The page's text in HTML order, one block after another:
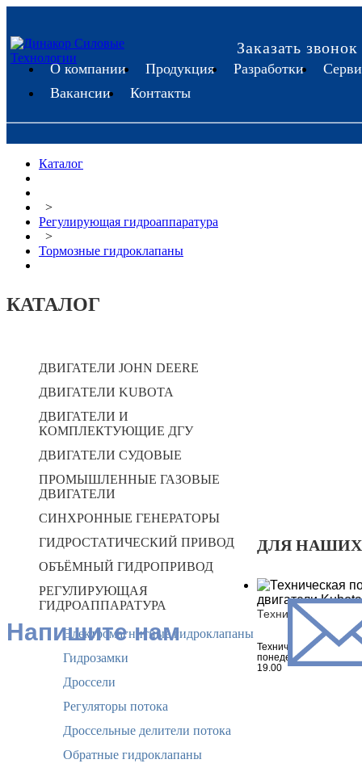
Заказать звонок
О компании Продукция Разработки
Вакансии
Контакты
Каталог
>
Регулирующая гидроаппаратура
>
Тормозные гидроклапаны
КАТАЛОГ
ДВИГАТЕЛИ JOHN DEERE
ДВИГАТЕЛИ KUBOTA
ДВИГАТЕЛИ И
КОМПЛЕКТУЮЩИЕ ДГУ
ДВИГАТЕЛИ СУДОВЫЕ
ПРОМЫШЛЕННЫЕ ГАЗОВЫЕ
ДВИГАТЕЛИ
СИНХРОННЫЕ ГЕНЕРАТОРЫ
ГИДРОСТАТИЧЕСКИЙ ПРИВОД
ОБЪЁМНЫЙ ГИДРОПРИВОД
РЕГУЛИРУЮЩАЯ
ГИДРОАППАРАТУРА
Электромагнитные гидроклапаны
Гидрозамки
Дроссели
Регуляторы потока
Дроссельные делители потока
Обратные гидроклапаны
ДЛЯ
Техническая
Технический отдел на
понедельника по
19.00
Напишите нам